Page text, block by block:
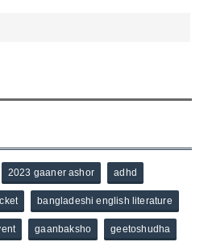
2023 gaaner ashor adhd
bangladeshi english literature
gaanbaksho geetoshudha